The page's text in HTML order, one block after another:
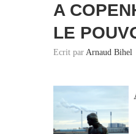
A
LE
Ecrit par Arnaud Bihel